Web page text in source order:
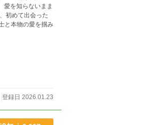
登録日 2026.01.23